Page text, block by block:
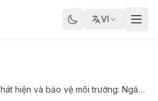
VI
Hướng dẫn phát hiện và bảo vệ môi trường: Ngăn chặn cấm tài khoản do liên kết